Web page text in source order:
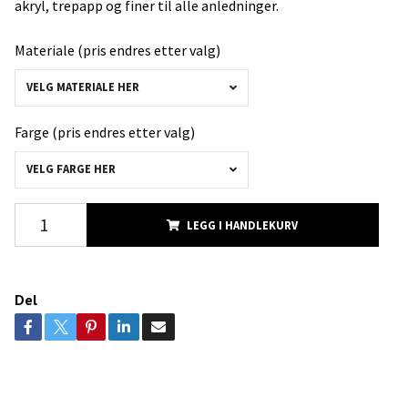
akryl, trepapp og finer til alle anledninger.
Materiale (pris endres etter valg)
VELG MATERIALE HER
Farge (pris endres etter valg)
VELG FARGE HER
LEGG I HANDLEKURV
Del